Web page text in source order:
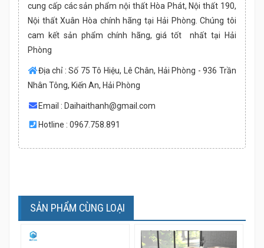
cung cấp các sản phẩm nội thất Hòa Phát, Nội thất 190,
Nội thất Xuân Hòa chính hãng tại Hải Phòng. Chúng tôi
cam kết sản phẩm chính hãng, giá tốt nhất tại Hải
Phòng
Địa chỉ : Số 75 Tô Hiệu, Lê Chân, Hải Phòng - 936 Trần
Nhân Tông, Kiến An, Hải Phòng
Email : Daihaithanh@gmail.com
Hotline : 0967.758.891
SẢN PHẨM CÙNG LOẠI